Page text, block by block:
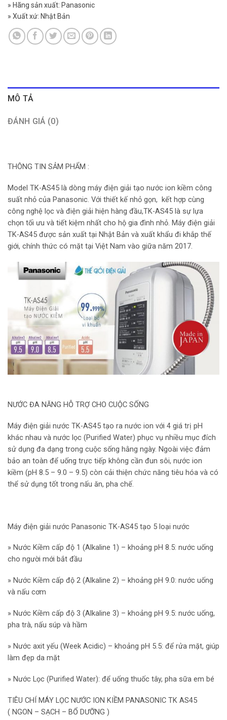
» Hãng sản xuất: Panasonic
» Xuất xứ: Nhật Bản
MÔ TẢ
ĐÁNH GIÁ (0)
THÔNG TIN SẢM PHẨM :
Model TK-AS45 là dòng máy điện giải tạo nước ion kiềm công
suất nhỏ của Panasonic. Với thiết kế nhỏ gọn, kết hợp cùng
công nghệ lọc và điện giải hiện hàng đầu,TK-AS45 là sự lựa
chọn tối ưu và tiết kiệm nhất cho hộ gia đình nhỏ. Máy điện giải
TK-AS45 được sản xuất tại Nhật Bản và xuất khẩu đi khắp thế
giới, chính thức có mặt tại Việt Nam vào giữa năm 2017.
NƯỚC ĐA NĂNG HỖ TRỢ CHO CUỘC SỐNG
Máy điện giải nước TK-AS45 tạo ra nước ion với 4 giá trị pH
khác nhau và nước lọc (Purified Water) phục vụ nhiều mục đích
sử dụng đa dạng trong cuộc sống hằng ngày. Ngoài việc đảm
bảo an toàn để uống trực tiếp không cần đun sôi, nước ion
kiềm (pH 8.5 – 9.0 – 9.5) còn cải thiện chức năng tiêu hóa và có
thể sử dụng tốt trong nấu ăn, pha chế.
Máy điện giải nước Panasonic TK-AS45 tạo 5 loại nước
» Nước Kiềm cấp độ 1 (Alkaline 1) – khoảng pH 8.5: nước uống
cho người mới bắt đầu
» Nước Kiềm cấp độ 2 (Alkaline 2) – khoảng pH 9.0: nước uống
và nấu cơm
» Nước Kiềm cấp độ 3 (Alkaline 3) – khoảng pH 9.5: nước uống,
pha trà, nấu súp và hầm
» Nước axit yếu (Week Acidic) – khoảng pH 5.5: để rửa mặt, giúp
làm đẹp da mặt
» Nước Lọc (Purified Water): để uống thuốc tây, pha sữa em bé
TIÊU CHÍ MÁY LỌC NƯỚC ION KIỀM PANASONIC TK AS45
( NGON – SẠCH – BỔ DƯỠNG )